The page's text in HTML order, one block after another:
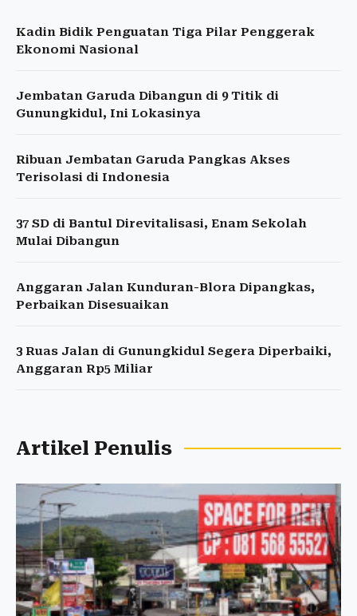
Kadin Bidik Penguatan Tiga Pilar Penggerak
Ekonomi Nasional
Jembatan Garuda Dibangun di 9 Titik di
Gunungkidul, Ini Lokasinya
Ribuan Jembatan Garuda Pangkas Akses
Terisolasi di Indonesia
37 SD di Bantul Direvitalisasi, Enam Sekolah
Mulai Dibangun
Anggaran Jalan Kunduran-Blora Dipangkas,
Perbaikan Disesuaikan
3 Ruas Jalan di Gunungkidul Segera Diperbaiki,
Anggaran Rp5 Miliar
Artikel Penulis